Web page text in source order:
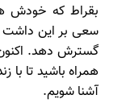
بقراط که خودش
سعی بر این داشت
گسترش دهد.
همراه باشید تا با
آشنا شویم.